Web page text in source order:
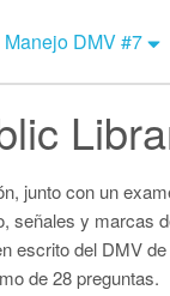
Manejo DMV #7
junto con un
señales y marcas
escrito del DMV
de 28 preguntas.